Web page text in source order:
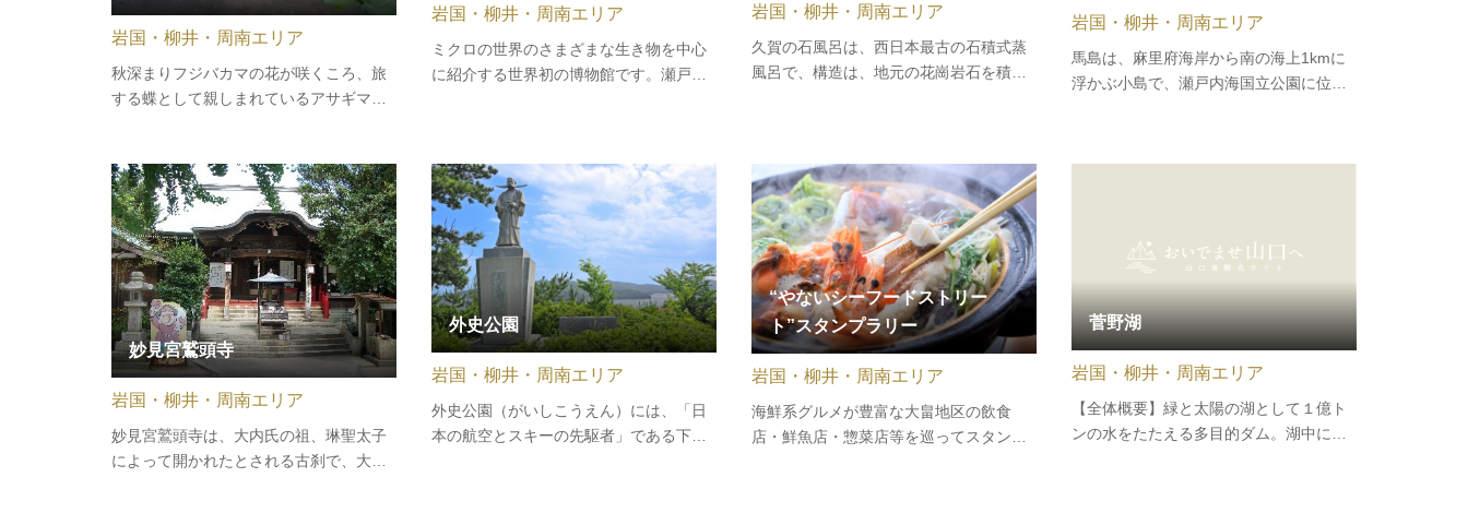
秋深まりフジバカマの花が咲くころ、旅
する蝶として親しまれているアサギマダ
は鑑賞を楽しむ皆さんで日々賑わいま
す。道の駅サザンセトとうわより車で約
10分、週末は混み合いますので安全運…
岩国・柳井・周南エリア
ミクロの世界のさまざまな生き物を中心
に紹介する世界初の博物館です。瀬戸内
ロの世界の生き物たちと友達になってく
ださい。
岩国・柳井・周南エリア
久賀の石風呂は、西日本最古の石積式蒸
風呂で、構造は、地元の花崗岩石を積み
高さ2.5ｍ､一度に17人入れるこの地方で
は最大規模のものとして知られ、…
岩国・柳井・周南エリア
馬島は、麻里府海岸から南の海上1kmに
浮かぶ小島で、瀬戸内海国立公園に位置
岩国・柳井・周南エリア
妙見宮鷲頭寺
妙見宮鷲頭寺は、大内氏の祖、琳聖太子
によって開かれたとされる古刹で、大内
岩国・柳井・周南エリア
外史公園
外史公園（がいしこうえん）には、「日
本の航空とスキーの先駆者」である下松
岩国・柳井・周南エリア
“やないシーフードストリー
ト”スタンプラリー
海鮮系グルメが豊富な大畠地区の飲食
店・鮮魚店・惣菜店等を巡ってスタンプ
岩国・柳井・周南エリア
菅野湖
【全体概要】緑と太陽の湖として１億ト
ンの水をたたえる多目的ダム。湖中には
岩国・柳井・周南エリア